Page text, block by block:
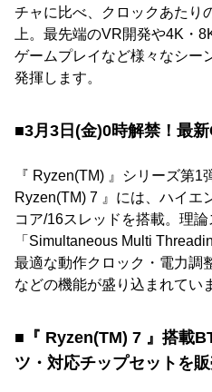
チャに比べ、クロックあたり
上。最先端のVR開発や4K・
ゲームプレイなど様々なシー
発揮します。
■3月3日(金)0時解禁！最
『 Ryzen(TM) 』シリーズ第
Ryzen(TM) 7 』には、ハイエ
コア/16スレッドを搭載。理
「Simultaneous Multi
最適な動作クロック・電力調
などの機能が盛り込まれてい
■『 Ryzen(TM) 7 』搭載
ツ・対応チップセットを